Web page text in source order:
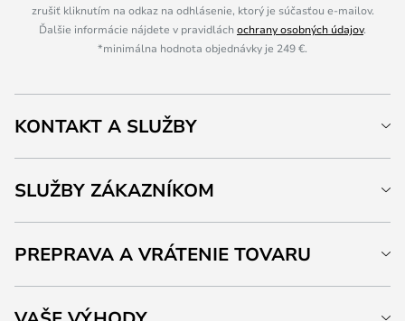
zrušiť kliknutím na odkaz na odhlásenie, ktorý je súčasťou e-mailov.
Ďalšie informácie nájdete v pravidláchochrany osobných údajov.
*minimálna hodnota objednávky je 249 €.
KONTAKT A SLUŽBY
SLUŽBY ZÁKAZNÍKOM
PREPRAVA A VRÁTENIE TOVARU